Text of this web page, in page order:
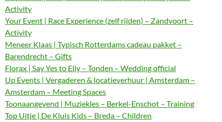
Activity
Your Event | Race Experience (zelf rijden) – Zandvoort –
Activity
Meneer Klaas | Typisch Rotterdams cadeau pakket –
Barendrecht – Gifts
Florax | Say Yes to Elly – Tonden – Wedding official
Up Events | Vergaderen & locatieverhuur | Amsterdam –
Amsterdam – Meeting Spaces
Toonaangevend | Muziekles – Berkel-Enschot – Training
Top Uitje | De Kluis Kids – Breda – Children